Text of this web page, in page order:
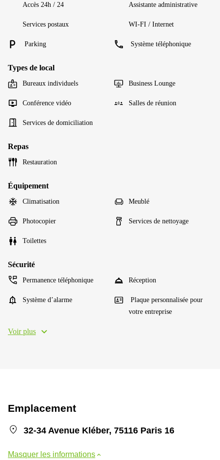
Accès 24h / 24 Assistante administrative
Services postaux WI-FI / Internet
Parking Système téléphonique
Types de local
Bureaux individuels Business Lounge
Conférence vidéo Salles de réunion
Services de domiciliation
Repas
Restauration
Équipement
Climatisation Meublé
Photocopier Services de nettoyage
Toilettes
Sécurité
Permanence téléphonique Réception
Système d’alarme
Plaque personnalisée pour
votre entreprise
Voir plus
Emplacement
32-34 Avenue Kléber, 75116 Paris 16
Masquer les informations